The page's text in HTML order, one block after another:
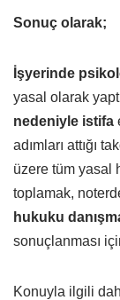
Sonuç olarak;
İşyerinde
yasal olarak
nedeniyle istifa
adımları attığı
üzere tüm yasal
toplamak,
hukuku
sonuçlanması
Konuyla ilgili